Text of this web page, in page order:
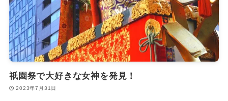
祇園祭で大好きな女神を発見！
2023年7月31日